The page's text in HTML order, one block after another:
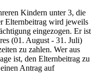
Kindern unter 3, die
Elternbeitrag wird jeweils
eingezogen. Er ist
(01. August - 31. Juli)
zu zahlen. Wer aus
ist, den Elternbeitrag zu
Antrag auf